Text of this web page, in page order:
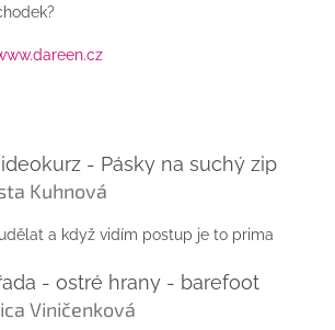
- Pásky na suchý zip
produktu je 5 z 5 hvězdiček.
Kuhnová
a když vidím postup je to prima
- ostré hrany - barefoot
produktu je 5 z 5 hvězdiček.
Viničenková